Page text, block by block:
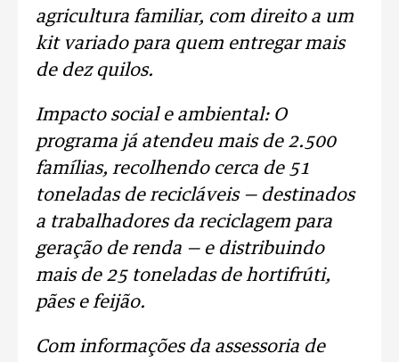
agricultura familiar, com direito a um
kit variado para quem entregar mais
de dez quilos.
Impacto social e ambiental: O
programa já atendeu mais de 2.500
famílias, recolhendo cerca de 51
toneladas de recicláveis — destinados
a trabalhadores da reciclagem para
geração de renda — e distribuindo
mais de 25 toneladas de hortifrúti,
pães e feijão.
Com informações da assessoria de